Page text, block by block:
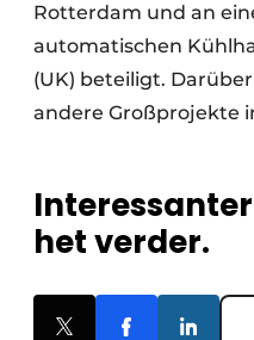
Rotterdam und an
automatischen
(UK) beteiligt.
andere Großprojekte
het verder.